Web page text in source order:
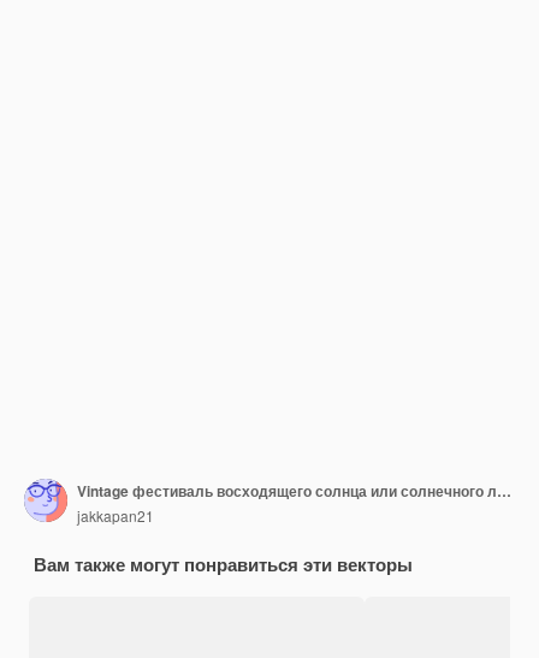
Vintage фестиваль восходящего солнца или солнечного луча, солнце всплеск ретро фон дизайн
jakkapan21
Вам также могут понравиться эти векторы